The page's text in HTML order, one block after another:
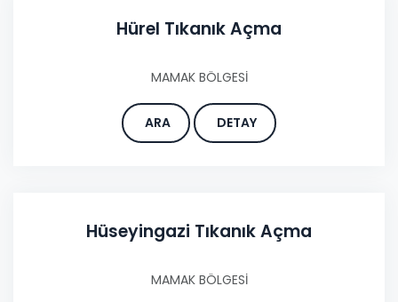
Hürel Tıkanık Açma
MAMAK BÖLGESİ
ARA DETAY
Hüseyingazi Tıkanık Açma
MAMAK BÖLGESİ